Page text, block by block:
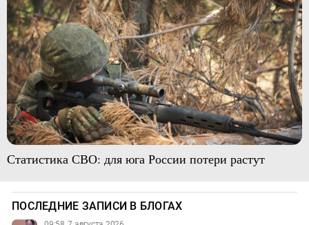
Статистика СВО: для юга России потери растут
ПОСЛЕДНИЕ ЗАПИСИ В БЛОГАХ